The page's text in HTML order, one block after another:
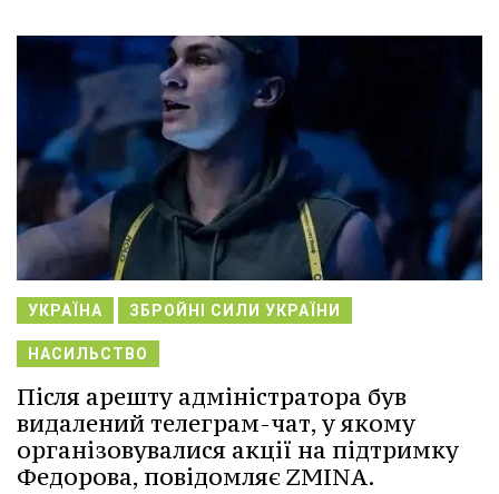
УКРАЇНА ЗБРОЙНІ СИЛИ УКРАЇНИ
НАСИЛЬСТВО
Після арешту адміністратора був
видалений телеграм-чат, у якому
організовувалися акції на підтримку
Федорова, повідомляє ZMINA.